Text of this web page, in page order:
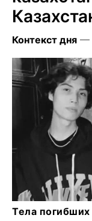
Контекст дня —
Тела